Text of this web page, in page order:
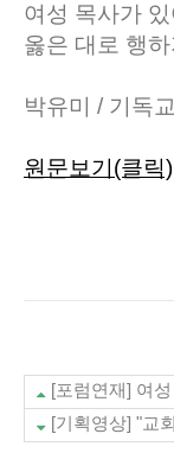
여성 목사가
옳은 대로 행
박유미 / 기독
원문보기(클릭)